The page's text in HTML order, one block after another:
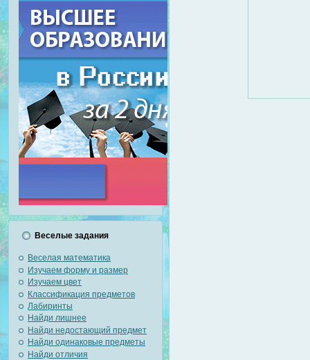
Веселые задания
Веселая математика
Изучаем форму и размер
Изучаем цвет
Классификация предметов
Лабиринты
Найди лишнее
Найди недостающий предмет
Найди одинаковые предметы
Найди отличия